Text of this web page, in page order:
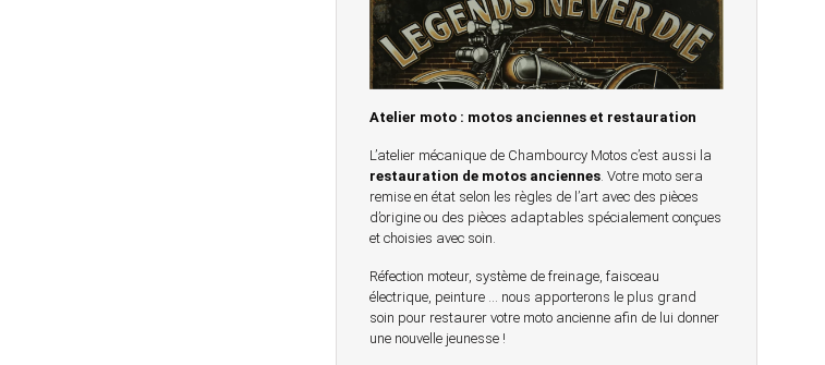
Atelier moto : motos anciennes et restauration
L’atelier mécanique de Chambourcy Motos c’est aussi la
restauration de motos anciennes. Votre moto sera
remise en état selon les règles de l’art avec des pièces
d’origine ou des pièces adaptables spécialement conçues
et choisies avec soin.
Réfection moteur, système de freinage, faisceau
électrique, peinture … nous apporterons le plus grand
soin pour restaurer votre moto ancienne afin de lui donner
une nouvelle jeunesse !